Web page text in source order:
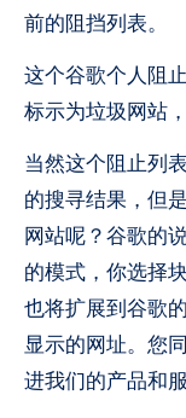
前的阻挡列表。
这个谷歌个人阻
标示为垃圾网站
当然这个阻止列
的搜寻结果，但
网站呢？谷歌的
的模式，你选择
也将扩展到谷歌
显示的网址。您
进我们的产品和服